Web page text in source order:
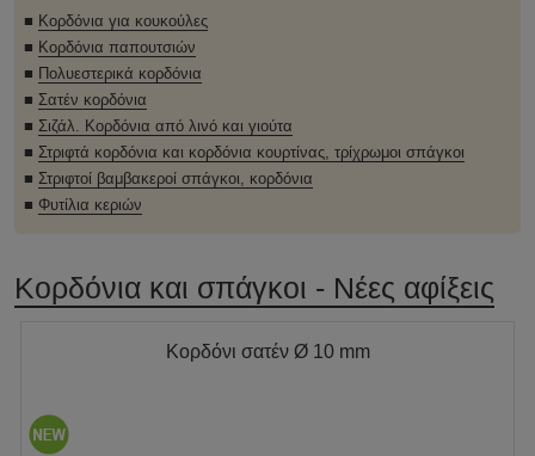
■ Κορδόνια για κουκούλες
■ Κορδόνια παπουτσιών
■
Πολυεστερικά κορδόνια
■ Σατέν κορδόνια
■ Σιζάλ. Κορδόνια από λινό και γιούτα
■ Στριφτά κορδόνια και κορδόνια κουρτίνας, τρίχρωμοι σπάγκοι
■ Στριφτοί βαμβακεροί σπάγκοι, κορδόνια
■ Φυτίλια κεριών
Κορδόνια και σπάγκοι - Νέες αφίξεις
Κορδόνι σατέν Ø 10 mm